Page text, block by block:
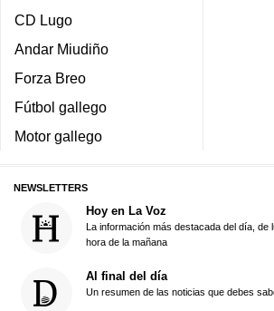
CD Lugo
Andar Miudiño
Forza Breo
Fútbol gallego
Motor gallego
NEWSLETTERS
Hoy en La Voz
La información más destacada del día, de
hora de la mañana
Al final del día
Un resumen de las noticias que debes